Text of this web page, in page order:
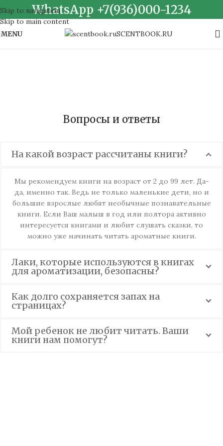
Skip to navigation
Skip to main content
WhatsApp +7(936)000-1234
MENU SCENTBOOK.RU
Вопросы и ответы
На какой возраст рассчитаны книги?
Мы рекомендуем книги на возраст от 2 до 99 лет. Да-
да, именно так. Ведь не только маленькие дети, но и
большие взрослые любят необычные познавательные
книги. Если Ваш малыш в год или полтора активно
интересуется книгами и любит слушать сказки, то
можно уже начинать читать ароматные книги.
Лаки, которые используются в книгах
для ароматизации, безопасны?
Как долго сохраняется запах на
страницах?
Мой ребенок не любит читать. Ваши
книги нам помогут?